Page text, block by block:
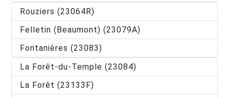
Rouziers (23064R)
Felletin (Beaumont) (23079A)
Fontanières (23083)
La Forêt-du-Temple (23084)
La Forêt (23133F)